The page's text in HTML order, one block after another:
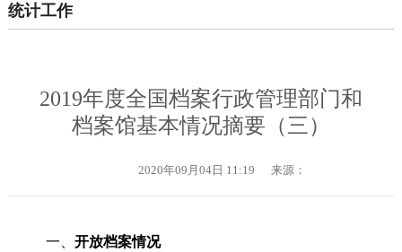
统计工作
2019年度全国档案行政管理部门和
档案馆基本情况摘要（三）
2020年09月04日 11:19 来源：
一、 开放档案情况